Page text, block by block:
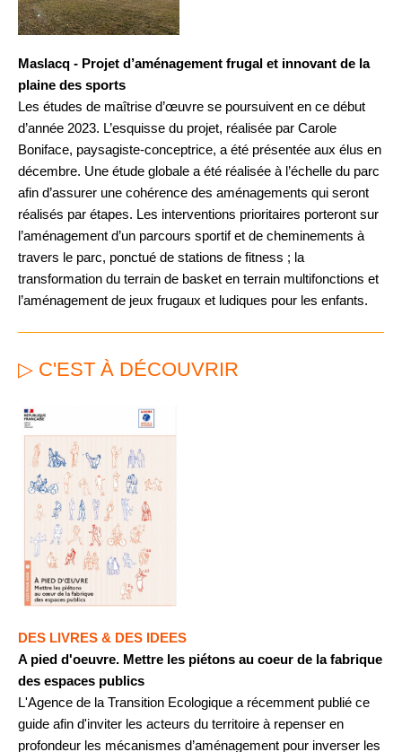
Maslacq - Projet d’aménagement frugal et innovant de la
plaine des sports
Les études de maîtrise d’œuvre se poursuivent en ce début
d’année 2023. L’esquisse du projet, réalisée par Carole
Boniface, paysagiste-conceptrice, a été présentée aux élus en
décembre. Une étude globale a été réalisée à l’échelle du parc
afin d’assurer une cohérence des aménagements qui seront
réalisés par étapes. Les interventions prioritaires porteront sur
l’aménagement d’un parcours sportif et de cheminements à
travers le parc, ponctué de stations de fitness ; la
transformation du terrain de basket en terrain multifonctions et
l’aménagement de jeux frugaux et ludiques pour les enfants.
▷ C'EST À DÉCOUVRIR
DES LIVRES & DES IDEES
A pied d'oeuvre. Mettre les piétons au coeur de la fabrique
des espaces publics
L'Agence de la Transition Ecologique a récemment publié ce
guide afin d'inviter les acteurs du territoire à repenser en
profondeur les mécanismes d’aménagement pour inverser les